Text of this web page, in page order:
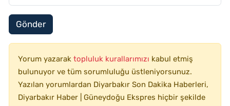
Gönder
Yorum yazarak topluluk kurallarımızı kabul etmiş
bulunuyor ve tüm sorumluluğu üstleniyorsunuz.
Yazılan yorumlardan Diyarbakır Son Dakika Haberleri,
Diyarbakır Haber | Güneydoğu Ekspres hiçbir şekilde